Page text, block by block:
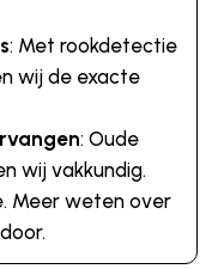
: Met rookdetectie
wij de exacte
: Oude
wij vakkundig.
Meer weten over